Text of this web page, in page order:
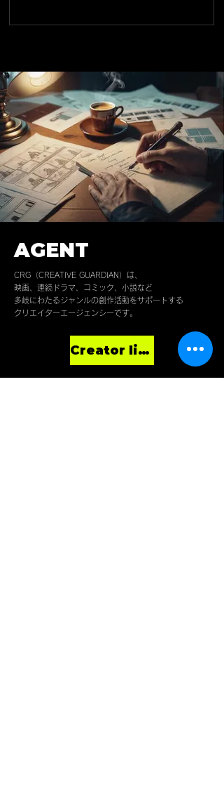
AGENT
CRG（CREATIVE GUARDIAN）は、
映画、連続ドラマ、コミック、小説など
多岐にわたるジャンルの創作活動をサポートする
クリエイターエージェンシーです。
Creator list